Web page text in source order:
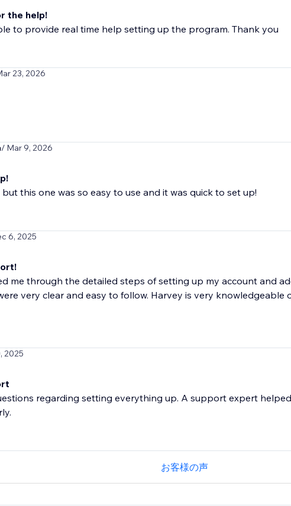
the help!
to provide real time help setting up the program. Thank you
23, 2026
/ Mar 9, 2026
this one was so easy to use and it was quick to set up!
6, 2025
me through the detailed steps of setting up my account and
very clear and easy to follow. Harvey is very knowledgeable
2025
regarding setting everything up. A support expert
お客様の声